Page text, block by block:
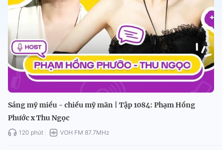
Sáng mỹ miều - chiều mỹ mãn | Tập 1084: Phạm Hồng
Phước x Thu Ngọc
120 phút VOH FM 87.7MHz